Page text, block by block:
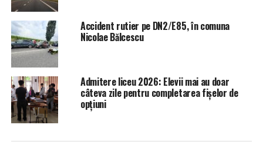
Accident rutier pe DN2/E85, în comuna
Nicolae Bălcescu
Admitere liceu 2026: Elevii mai au doar
câteva zile pentru completarea fișelor de
opțiuni